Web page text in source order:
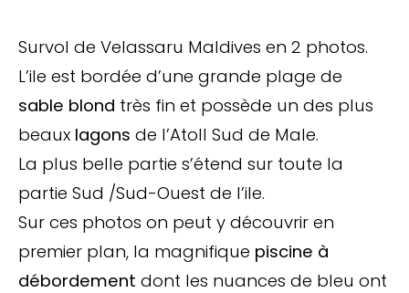
Survol de Velassaru Maldives en 2 photos.
L’ile est bordée d’une grande plage de
sable blond très fin et possède un des plus
beaux lagons de l’Atoll Sud de Male.
La plus belle partie s’étend sur toute la
partie Sud /Sud-Ouest de l’ile.
Sur ces photos on peut y découvrir en
premier plan, la magnifique piscine à
débordement dont les nuances de bleu ont